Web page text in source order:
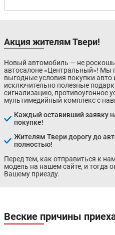
Акция жителям Твери!
Новый автомобиль — не
автосалоне «Центральный»! Мы
выгодные условия покупки авто
исключительно полезные
сигнализацию, противоугонное
мультимедийный комплекс с
Каждый оставивший заявку
покупке!
Жителям Твери дорогу до
полностью!
Перед тем, как отправиться к
модель на нашем сайте, и тогда
Вашему приезду.
Веские причины